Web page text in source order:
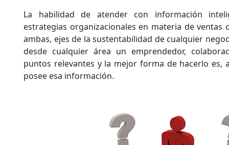
La habilidad de atender con información
estrategias organizacionales en materia de ventas
ambas, ejes de la sustentabilidad de cualquier
desde cualquier área un emprendedor,
puntos relevantes y la mejor forma de hacerlo es,
posee esa información.